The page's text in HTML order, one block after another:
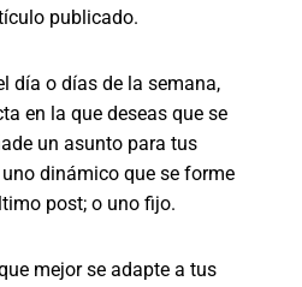
publicado.
día o días de la semana,
en la que deseas que se
un asunto para tus
dinámico que se forme
post; o uno fijo.
mejor se adapte a tus